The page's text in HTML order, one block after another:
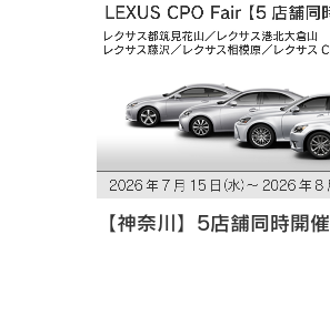
【神奈川】5店舗同時開催